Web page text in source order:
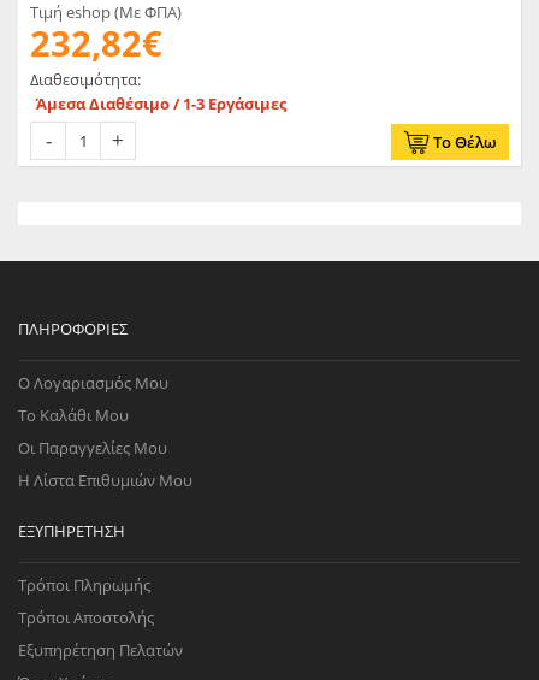
Τιμή eshop (Με ΦΠΑ)
232,82€
Διαθεσιμότητα:
Άμεσα Διαθέσιμο / 1-3 Εργάσιμες
Το Θέλω
ΠΛΗΡΟΦΟΡΊΕΣ
Ο Λογαριασμός Μου
Το Καλάθι Μου
Οι Παραγγελίες Μου
Η Λίστα Επιθυμιών Μου
ΕΞΥΠΗΡΈΤΗΣΗ
Τρόποι Πληρωμής
Τρόποι Αποστολής
Εξυπηρέτηση Πελατών